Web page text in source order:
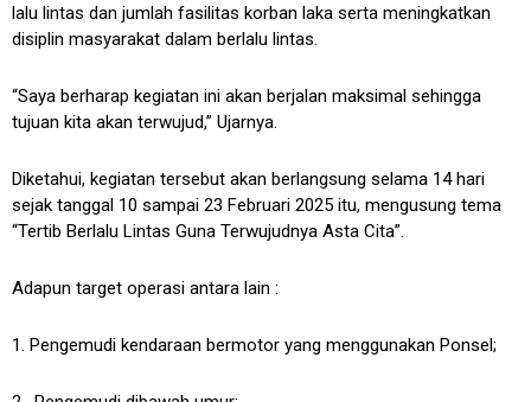
lalu lintas dan jumlah fasilitas korban laka serta meningkatkan
disiplin masyarakat dalam berlalu lintas.
“Saya berharap kegiatan ini akan berjalan maksimal sehingga
tujuan kita akan terwujud,” Ujarnya.
Diketahui, kegiatan tersebut akan berlangsung selama 14 hari
sejak tanggal 10 sampai 23 Februari 2025 itu, mengusung tema
“Tertib Berlalu Lintas Guna Terwujudnya Asta Cita”.
Adapun target operasi antara lain :
1. Pengemudi kendaraan bermotor yang menggunakan Ponsel;